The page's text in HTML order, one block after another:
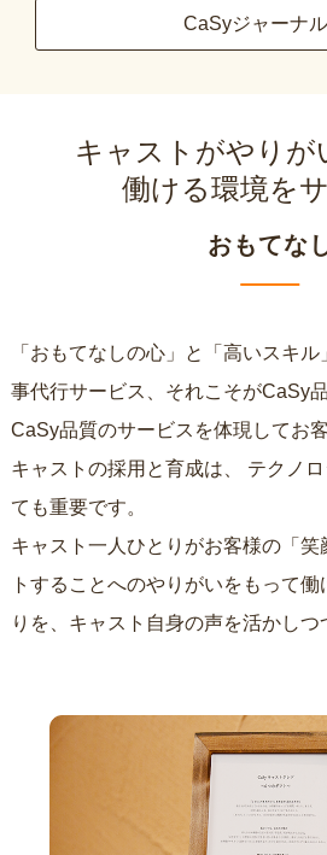
CaSyジャーナル
キャストがやりが
働ける環境を
おもてな
「おもてなしの心」と「高いスキ
事代行サービス、それこそがCaSy品
CaSy品質のサービスを体現してお
キャストの採用と育成は、
ても重要です。
キャスト一人ひとりがお客様の「
トすることへのやりがいをもって働
りを、キャスト自身の声を活かしつ